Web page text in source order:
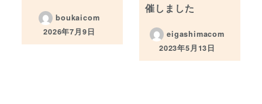
boukaicom
投稿日
2026年7月9日
催しました
eigashimacom
投稿日
2023年5月13日